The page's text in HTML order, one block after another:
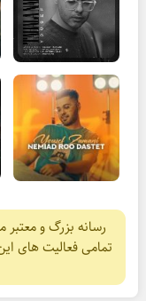
رسانه بزرگ و
تمامی فعالیت های